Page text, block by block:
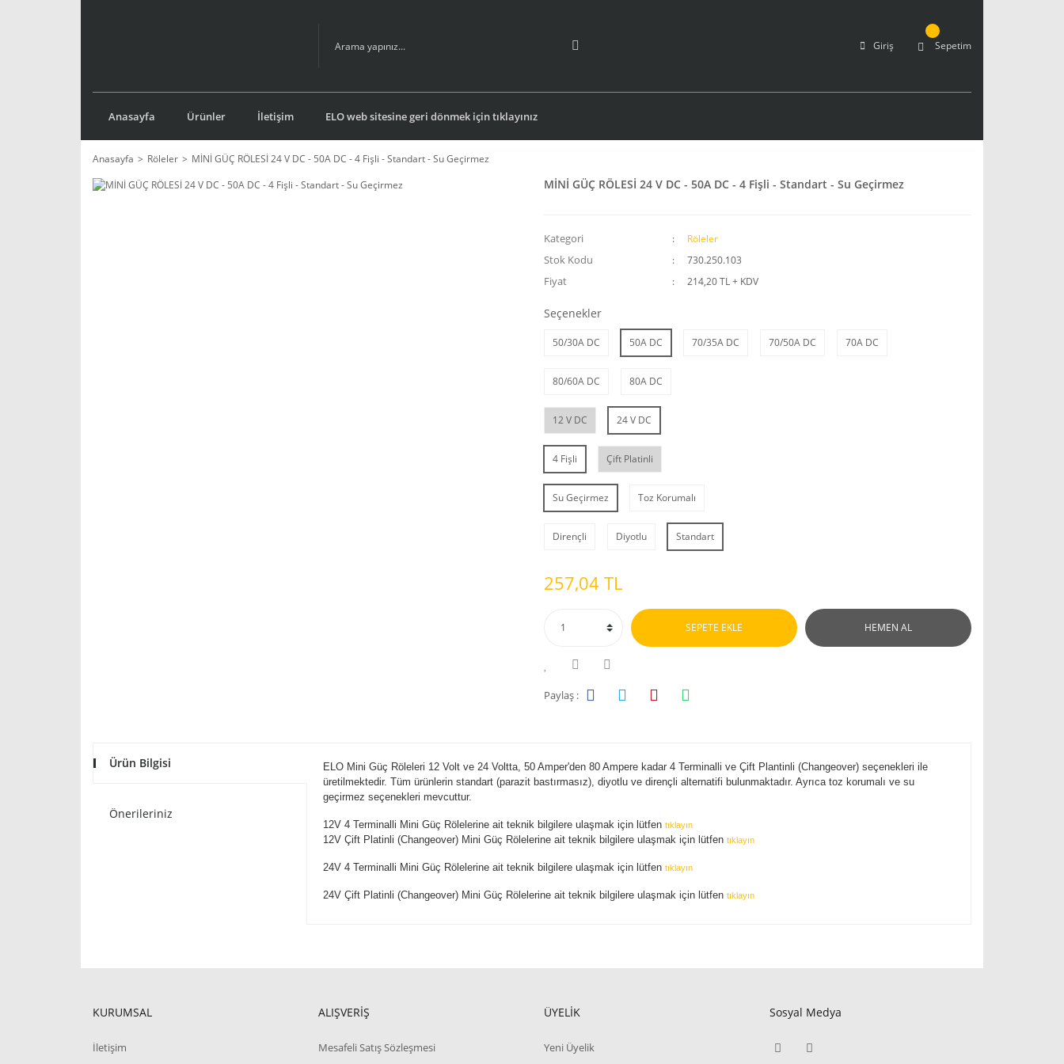
Giriş Sepetim
Anasayfa Ürünler İletişim ELO web sitesine geri dönmek için tıklayınız
Anasayfa Röleler MİNİ GÜÇ RÖLESİ 24 V DC - 50A DC - 4 Fişli - Standart - Su Geçirmez
MİNİ GÜÇ RÖLESİ 24 V DC - 50A DC - 4 Fişli - Standart - Su Geçirmez
Kategori Röleler
Stok Kodu 730.250.103
Fiyat 214,20 TL + KDV
Seçenekler
50/30A DC 50A DC 70/35A DC 70/50A DC 70A DC
80/60A DC 80A DC
12 V DC 24 V DC
4 Fişli Çift Platinli
Su Geçirmez Toz Korumalı
Dirençli Diyotlu Standart
257,04 TL
SEPETE EKLE HEMEN AL
Paylaş :
Ürün Bilgisi
Önerileriniz
ELO Mini Güç Röleleri 12 Volt ve 24 Voltta, 50 Amper'den 80 Ampere kadar 4 Terminalli ve Çift Plantinli (Changeover) seçenekleri ile
üretilmektedir. Tüm ürünlerin standart (parazit bastırmasız), diyotlu ve dirençli alternatifi bulunmaktadır. Ayrıca toz korumalı ve su
geçirmez seçenekleri mevcuttur.
12V 4 Terminalli Mini Güç Rölelerine ait teknik bilgilere ulaşmak için lütfen tıklayın
12V Çift Platinli (Changeover) Mini Güç Rölelerine ait teknik bilgilere ulaşmak için lütfen tıklayın
24V 4 Terminalli Mini Güç Rölelerine ait teknik bilgilere ulaşmak için lütfen tıklayın
24V Çift Platinli (Changeover) Mini Güç Rölelerine ait teknik bilgilere ulaşmak için lütfen tıklayın
KURUMSAL
İletişim
ALIŞVERİŞ
Mesafeli Satış Sözleşmesi
ÜYELİK
Yeni Üyelik
Sosyal Medya